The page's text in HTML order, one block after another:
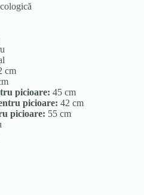
cm
picioare: 45 cm
picioare: 42 cm
picioare: 55 cm